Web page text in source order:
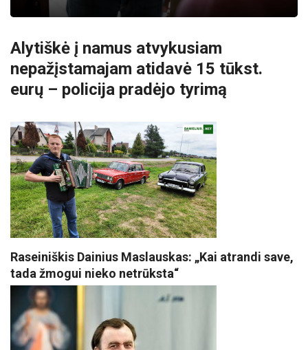
Alytiškė į namus atvykusiam
nepažįstamajam atidavė 15 tūkst.
eurų – policija pradėjo tyrimą
Raseiniškis Dainius Maslauskas: „Kai atrandi save,
tada žmogui nieko netrūksta“